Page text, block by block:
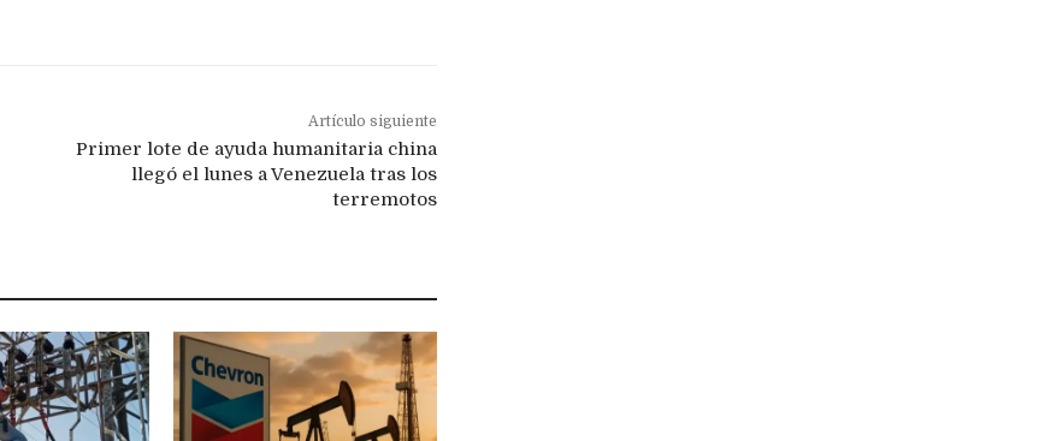
Artículo siguiente
Primer lote de ayuda humanitaria china
llegó el lunes a Venezuela tras los
terremotos